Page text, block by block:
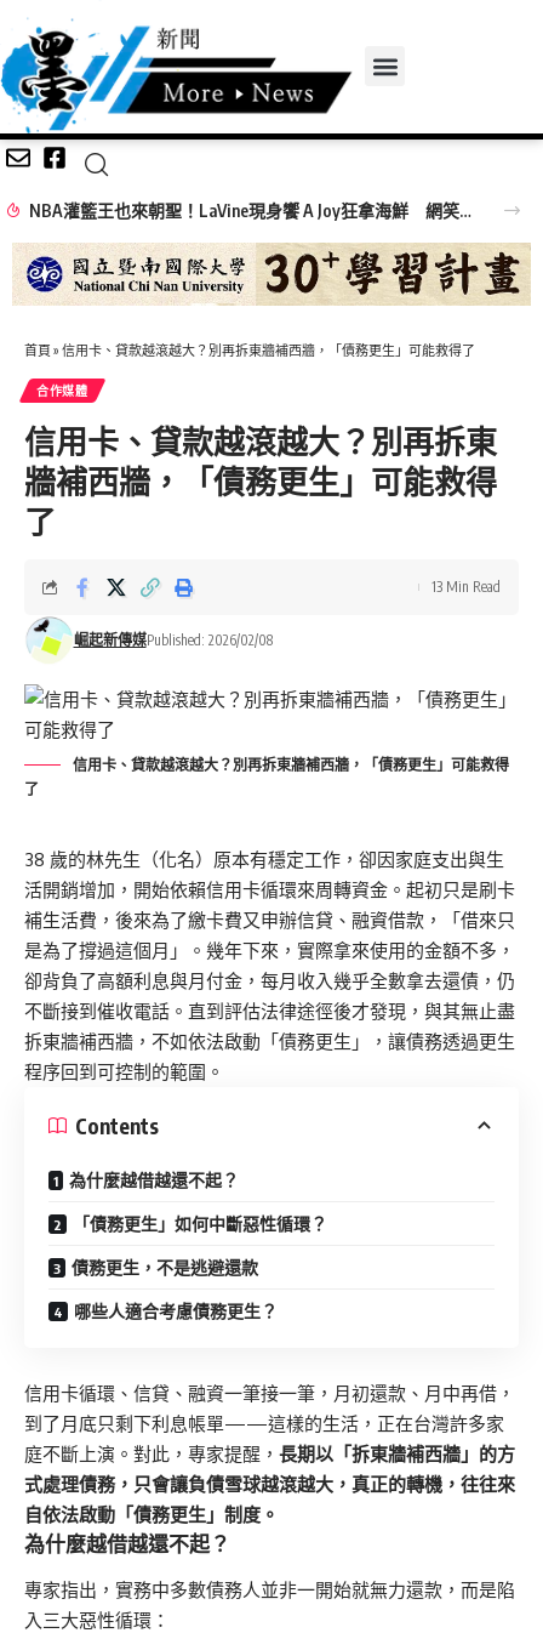
NBA灌籃王也來朝聖！LaVine現身饗 A Joy狂拿海鮮 網笑：吃飯免費看球星
首頁 » 信用卡、貸款越滾越大？別再拆東牆補西牆，「債務更生」可能救得了
合作媒體
信用卡、貸款越滾越大？別再拆東
牆補西牆，「債務更生」可能救得
了
崛起新傳媒Published: 2026/02/08
13 Min Read
信用卡、貸款越滾越大？別再拆東牆補西牆，「債務更生」可能救得
了
38 歲的林先生（化名）原本有穩定工作，卻因家庭支出與生
活開銷增加，開始依賴信用卡循環來周轉資金。起初只是刷卡
補生活費，後來為了繳卡費又申辦信貸、融資借款，「借來只
是為了撐過這個月」。幾年下來，實際拿來使用的金額不多，
卻背負了高額利息與月付金，每月收入幾乎全數拿去還債，仍
不斷接到催收電話。直到評估法律途徑後才發現，與其無止盡
拆東牆補西牆，不如依法啟動「債務更生」，讓債務透過更生
程序回到可控制的範圍。
Contents
為什麼越借越還不起？
「債務更生」如何中斷惡性循環？
債務更生，不是逃避還款
哪些人適合考慮債務更生？
信用卡循環、信貸、融資一筆接一筆，月初還款、月中再借，
到了月底只剩下利息帳單——這樣的生活，正在台灣許多家
庭不斷上演。對此，專家提醒， 長期以「拆東牆補西牆」的方
式處理債務，只會讓負債雪球越滾越大，真正的轉機，往往來
自依法啟動「債務更生」制度。
為什麼越借越還不起？
專家指出，實務中多數債務人並非一開始就無力還款，而是陷
入三大惡性循環：